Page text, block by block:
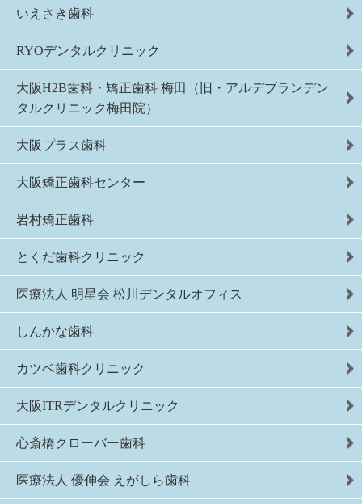
いえさき歯科
RYOデンタルクリニック
大阪H2B歯科・矯正歯科 梅田（旧・アルデブランデン
タルクリニック梅田院）
大阪プラス歯科
大阪矯正歯科センター
岩村矯正歯科
とくだ歯科クリニック
医療法人 明星会 松川デンタルオフィス
しんかな歯科
カツベ歯科クリニック
大阪ITRデンタルクリニック
心斎橋クローバー歯科
医療法人 優伸会 えがしら歯科